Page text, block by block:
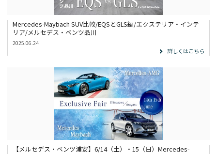
Mercedes-Maybach SUV比較/EQSとGLS編/エクステリア・インテ
リア/メルセデス・ベンツ品川
2025.06.24
詳しくはこちら
【メルセデス・ベンツ浦安】6/14（土）・15（日）Mercedes-